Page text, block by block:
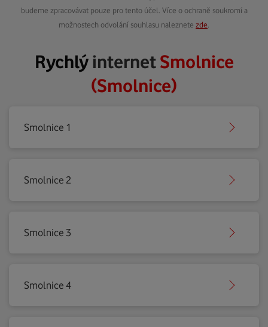
budeme zpracovávat pouze pro tento účel. Více o ochraně soukromí a
možnostech odvolání souhlasu naleznete zde
RychlýinternetSmolnice
(Smolnice)
Smolnice 1
Smolnice 2
Smolnice 3
Smolnice 4